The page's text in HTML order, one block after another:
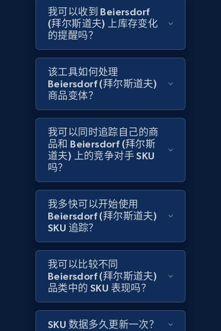
2.1K+ 353+
using specified keywords
URL, Domain, Country code, Model number,
Sku, Product id, Product name, Manufacturer,
and more.
2.1K+ 353+ 立即开始
Home Depot US - Discover products by
specified URL
URL, Domain, Country code, Model number,
Sku, Product id, Product name, Manufacturer,
and more.
Home Depot US - Discover products by
specified UPC
我可以收到 Beiersdorf
(拜尔斯道夫) 上库存变化
的提醒吗？
该工具如何处理
Beiersdorf (拜尔斯道夫)
商品变体？
我可以同时追踪自己的商
品和 Beiersdorf (拜尔斯
道夫) 上的竞争对手 SKU
吗？
我多快可以开始使用
Beiersdorf (拜尔斯道夫)
SKU 追踪？
我可以比较不同
Beiersdorf (拜尔斯道夫)
品类中的 SKU 表现吗？
SKU 数据多久更新一次？